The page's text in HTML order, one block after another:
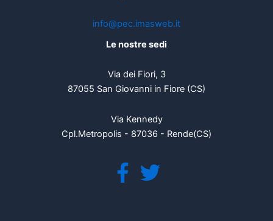
info@pec.imasweb.it
Le nostre sedi
Via dei Fiori, 3
87055 San Giovanni in Fiore (CS)
Via Kennedy
Cpl.Metropolis - 87036 - Rende(CS)